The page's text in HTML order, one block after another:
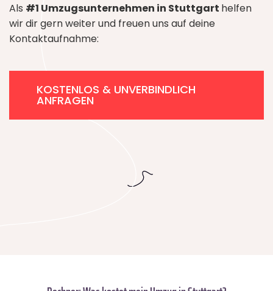
Als #1 Umzugsunternehmen in Stuttgart helfen
wir dir gern weiter und freuen uns auf deine
Kontaktaufnahme:
KOSTENLOS & UNVERBINDLICH
ANFRAGEN